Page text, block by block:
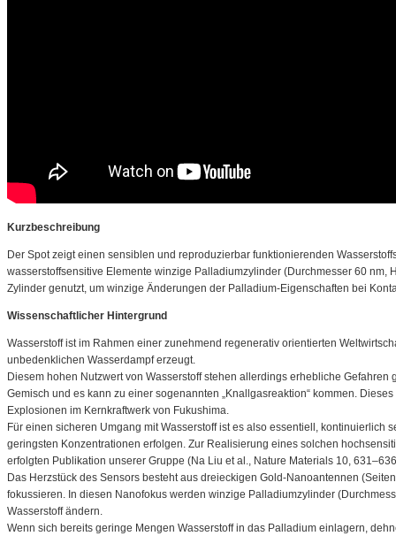
Kurzbeschreibung
Der Spot zeigt einen sensiblen und reproduzierbar funktionierenden
wasserstoffsensitive Elemente winzige Palladiumzylinder (Durchmesser 60
Zylinder genutzt, um winzige Änderungen der Palladium-Eigenschaften bei
Wissenschaftlicher Hintergrund
Wasserstoff ist im Rahmen einer zunehmend regenerativ orientierten
unbedenklichen Wasserdampf erzeugt.
Diesem hohen Nutzwert von Wasserstoff stehen allerdings erhebliche
Gemisch und es kann zu einer sogenannten „Knallgasreaktion“ kommen.
Explosionen im Kernkraftwerk von Fukushima.
Für einen sicheren Umgang mit Wasserstoff ist es also essentiell,
geringsten Konzentrationen erfolgen. Zur Realisierung eines solchen
erfolgten Publikation unserer Gruppe (Na Liu et al., Nature Materials 10,
Das Herzstück des Sensors besteht aus dreieckigen Gold-Nanoantennen
fokussieren. In diesen Nanofokus werden winzige Palladiumzylinder
Wasserstoff ändern.
Wenn sich bereits geringe Mengen Wasserstoff in das Palladium einlagern,